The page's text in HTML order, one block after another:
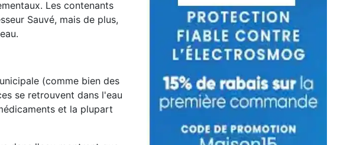
Les contenants
Sauvé, mais de plus,
(comme bien des
se retrouvent dans l'eau
et la plupart